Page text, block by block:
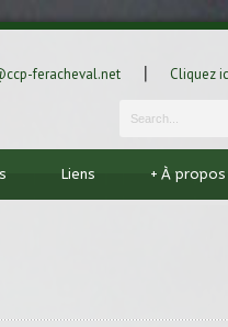
feracheval.net | Cliquez
Liens À propos
+